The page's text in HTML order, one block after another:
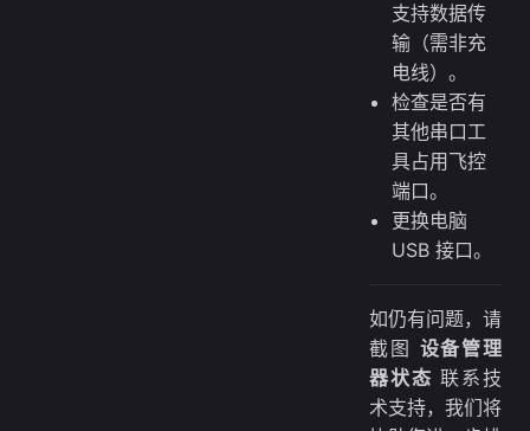
支持数据传
输（需非充
电线）。
检查是否有
其他串口工
具占用飞控
端口。
更换电脑
USB 接口。
如仍有问题，请
截图 设备管理
器状态 联系技
术支持，我们将